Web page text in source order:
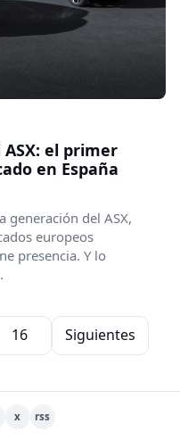
el primer
en España
generación del ASX,
europeos
presencia. Y lo
16 Siguientes
x rss